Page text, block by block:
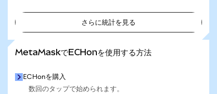
さらに統計を見る
MetaMaskでECHonを使用する方法
ECHonを購入
数回のタップで始められます。